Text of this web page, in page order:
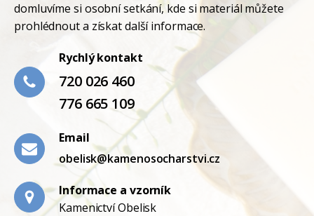
domluvíme si osobní setkání, kde si materiál můžete
prohlédnout a získat další informace.
Rychlý kontakt
720 026 460
776 665 109
Email
obelisk@kamenosocharstvi.cz
Informace a vzorník
Kamenictví Obelisk